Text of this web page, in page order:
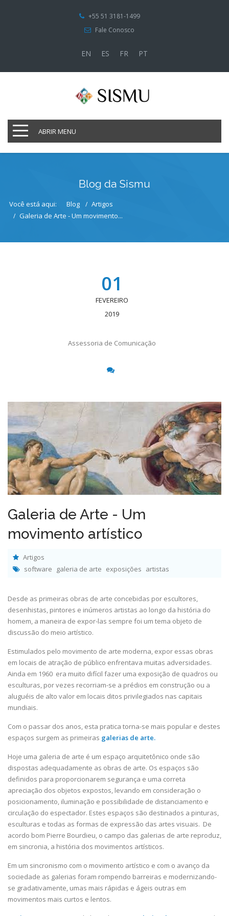
+55 51 3181-1499
Fale Conosco
EN ES FR PT
ABRIR MENU
Blog da Sismu
Você está aqui: Blog
Artigos
Galeria de Arte - Um movimento...
01
FEVEREIRO
2019
Assessoria de Comunicação
Galeria de Arte - Um
movimento artístico
Artigos
software
galeria de arte exposições artistas
Desde as primeiras obras de arte concebidas por escultores,
desenhistas, pintores e inúmeros artistas ao longo da história do
homem, a maneira de expor-las sempre foi um tema objeto de
discussão do meio artístico.
Estimulados pelo movimento de arte moderna, expor essas obras
em locais de atração de público enfrentava muitas adversidades.
Ainda em 1960 era muito difícil fazer uma exposição de quadros ou
esculturas, por vezes recorriam-se a prédios em construção ou a
aluguéis de alto valor em locais ditos privilegiados nas capitais
mundiais.
Com o passar dos anos, esta pratica torna-se mais popular e destes
espaços surgem as primeiras galerias de arte.
Hoje uma galeria de arte é um espaço arquitetônico onde são
dispostas adequadamente as obras de arte. Os espaços são
definidos para proporcionarem segurança e uma correta
apreciação dos objetos expostos, levando em consideração o
posicionamento, iluminação e possibilidade de distanciamento e
circulação do espectador. Estes espaços são destinados a pinturas,
esculturas e todas as formas de expressão das artes visuais. De
acordo bom Pierre Bourdieu, o campo das galerias de arte reproduz,
em sincronia, a história dos movimentos artísticos.
Em um sincronismo com o movimento artístico e com o avanço da
sociedade as galerias foram rompendo barreiras e modernizando-
se gradativamente, umas mais rápidas e ágeis outras em
movimentos mais curtos e lentos.